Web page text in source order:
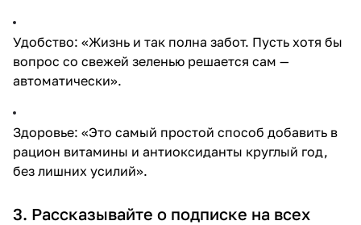
Удобство: «Жизнь и так полна забот. Пусть хотя бы
вопрос со свежей зеленью решается сам —
автоматически».
Здоровье: «Это самый простой способ добавить в
рацион витамины и антиоксиданты круглый год,
без лишних усилий».
3. Рассказывайте о подписке на всех